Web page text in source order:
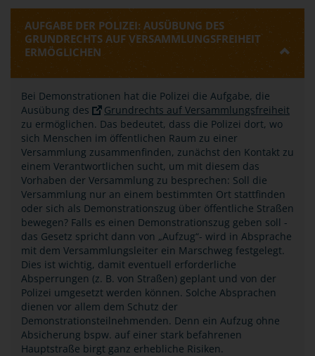
AUFGABE DER POLIZEI: AUSÜBUNG DES
GRUNDRECHTS AUF VERSAMMLUNGSFREIHEIT
ERMÖGLICHEN
Bei Demonstrationen hat die Polizei die Aufgabe, die
Ausübung des
Grundrechts auf Versammlungsfreiheit
zu ermöglichen. Das bedeutet, dass die Polizei dort, wo
sich Menschen im öffentlichen Raum zu einer
Versammlung zusammenfinden, zunächst den Kontakt zu
einem Verantwortlichen sucht, um mit diesem das
Vorhaben der Versammlung zu besprechen: Soll die
Versammlung nur an einem bestimmten Ort stattfinden
oder sich als Demonstrationszug über öffentliche Straßen
bewegen? Falls es einen Demonstrationszug geben soll -
das Gesetz spricht dann von „Aufzug“- wird in Absprache
mit dem Versammlungsleiter ein Marschweg festgelegt.
Dies ist wichtig, damit eventuell erforderliche
Absperrungen (z. B. von Straßen) geplant und von der
Polizei umgesetzt werden können. Solche Absprachen
dienen vor allem dem Schutz der
Demonstrationsteilnehmenden. Denn ein Aufzug ohne
Absicherung bspw. auf einer stark befahrenen
Hauptstraße birgt ganz erhebliche Risiken.